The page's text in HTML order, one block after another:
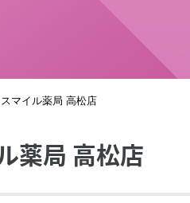
マイル薬局 高松店
薬局 高松店